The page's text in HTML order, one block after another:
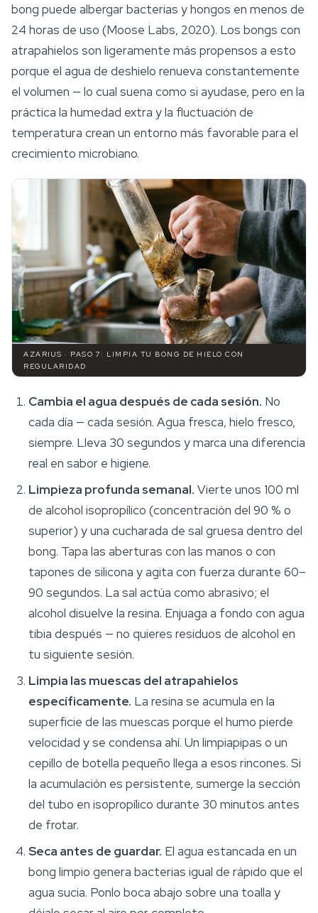
bong puede albergar bacterias y hongos en menos de
24 horas de uso (Moose Labs, 2020). Los bongs con
atrapahielos son ligeramente más propensos a esto
porque el agua de deshielo renueva constantemente
el volumen — lo cual suena como si ayudase, pero en la
práctica la humedad extra y la fluctuación de
temperatura crean un entorno más favorable para el
crecimiento microbiano.
AZARIUS · PASO 7: LIMPIA TU BONG DE HIELO CON
REGULARIDAD
Cambia el agua después de cada sesión. No
cada día — cada sesión. Agua fresca, hielo fresco,
siempre. Lleva 30 segundos y marca una diferencia
real en sabor e higiene.
Limpieza profunda semanal. Vierte unos 100 ml
de alcohol isopropílico (concentración del 90 % o
superior) y una cucharada de sal gruesa dentro del
bong. Tapa las aberturas con las manos o con
tapones de silicona y agita con fuerza durante 60–
90 segundos. La sal actúa como abrasivo; el
alcohol disuelve la resina. Enjuaga a fondo con agua
tibia después — no quieres residuos de alcohol en
tu siguiente sesión.
Limpia las muescas del atrapahielos
específicamente. La resina se acumula en la
superficie de las muescas porque el humo pierde
velocidad y se condensa ahí. Un limpiapipas o un
cepillo de botella pequeño llega a esos rincones. Si
la acumulación es persistente, sumerge la sección
del tubo en isopropílico durante 30 minutos antes
de frotar.
Seca antes de guardar. El agua estancada en un
bong limpio genera bacterias igual de rápido que el
agua sucia. Ponlo boca abajo sobre una toalla y